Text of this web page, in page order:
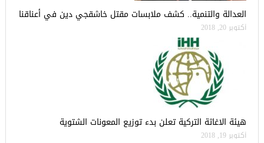
العدالة والتنمية.. كشف ملابسات مقتل خاشقجي دين في أعناقنا
أكتوبر 20, 2018
هيئة الاغاثة التركية تعلن بدء توزيع المعونات الشتوية
أكتوبر 19, 2018